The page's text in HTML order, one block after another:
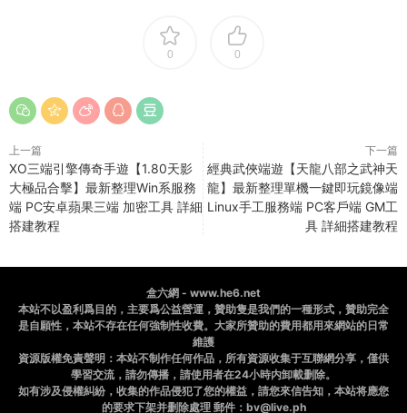
0 0
上一篇
XO三端引擎傳奇手遊【1.80天影
大極品合擊】最新整理Win系服務
端 PC安卓蘋果三端 加密工具 詳細
搭建教程
下一篇
經典武俠端遊【天龍八部之武神天
龍】最新整理單機一鍵即玩鏡像端
Linux手工服務端 PC客戶端 GM工
具 詳細搭建教程
盒六網 - www.he6.net
本站不以盈利爲目的，主要爲公益營運，贊助隻是我們的一種形式，贊助完全
是自願性，本站不存在任何強制性收費。大家所贊助的費用都用來網站的日常
維護
資源版權免責聲明：本站不制作任何作品，所有資源收集于互聯網分享，僅供
學習交流，請勿傳播，請使用者在24小時内卸載删除。
如有涉及侵權糾紛，收集的作品侵犯了您的權益，請您來信告知，本站将應您
的要求下架并删除處理 郵件：bv@live.ph